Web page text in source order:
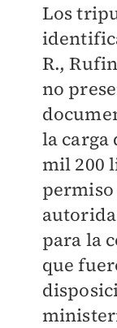
Los
R.,
no
la
mil 200
para la
que